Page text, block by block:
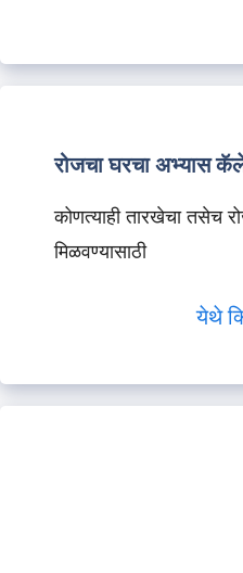
रोजचा घरचा अभ्यास
कोणत्याही तारखेचा तसेच
मिळवण्यासाठी
येथे